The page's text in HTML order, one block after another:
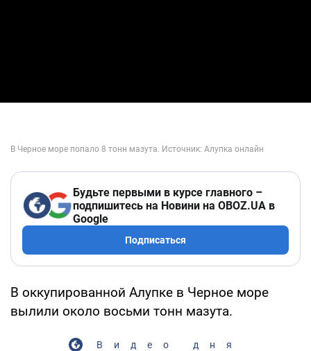
Будьте первыми в курсе главного –
подпишитесь на Новини на OBOZ.UA в
Google
Подписаться
В оккупированной Алупке в Черное море
вылили около восьми тонн мазута.
Видео дня